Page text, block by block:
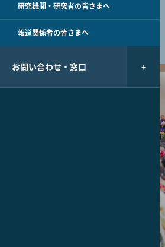
研究機関・研究者の皆さまへ
報道関係者の皆さまへ
お問い合わせ・窓口